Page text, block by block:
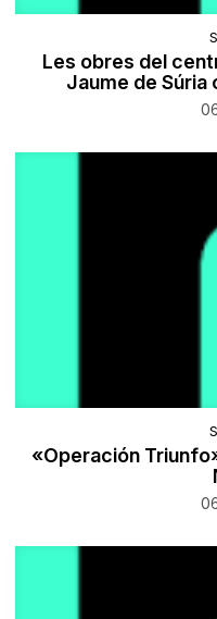
Les obres del
Jaume de
«Operación